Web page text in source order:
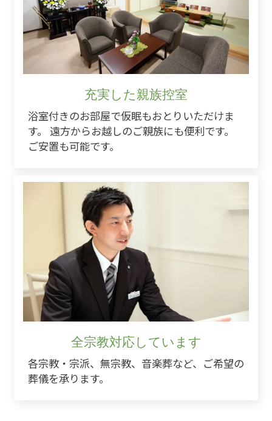
充実した親族控室
浴室付きのお部屋で仮眠もおとりいただけま
す。 遠方からお越しのご親族にも便利です。
ご安置も可能です。
全宗教対応しています
各宗教・宗派、無宗教、音楽葬など、ご希望の
葬儀を承ります。